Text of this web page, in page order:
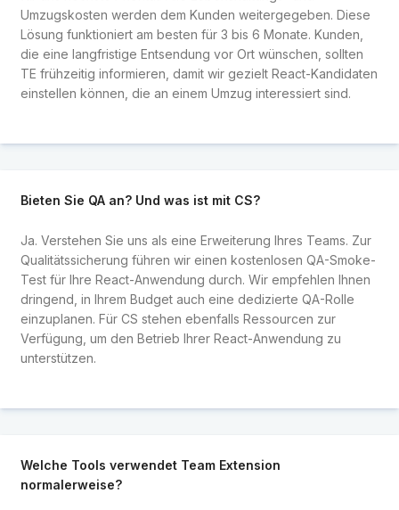
Umzugskosten werden dem Kunden weitergegeben. Diese
Lösung funktioniert am besten für 3 bis 6 Monate. Kunden,
die eine langfristige Entsendung vor Ort wünschen, sollten
TE frühzeitig informieren, damit wir gezielt React-Kandidaten
einstellen können, die an einem Umzug interessiert sind.
Bieten Sie QA an? Und was ist mit CS?
Ja. Verstehen Sie uns als eine Erweiterung Ihres Teams. Zur
Qualitätssicherung führen wir einen kostenlosen QA-Smoke-
Test für Ihre React-Anwendung durch. Wir empfehlen Ihnen
dringend, in Ihrem Budget auch eine dedizierte QA-Rolle
einzuplanen. Für CS stehen ebenfalls Ressourcen zur
Verfügung, um den Betrieb Ihrer React-Anwendung zu
unterstützen.
Welche Tools verwendet Team Extension
normalerweise?